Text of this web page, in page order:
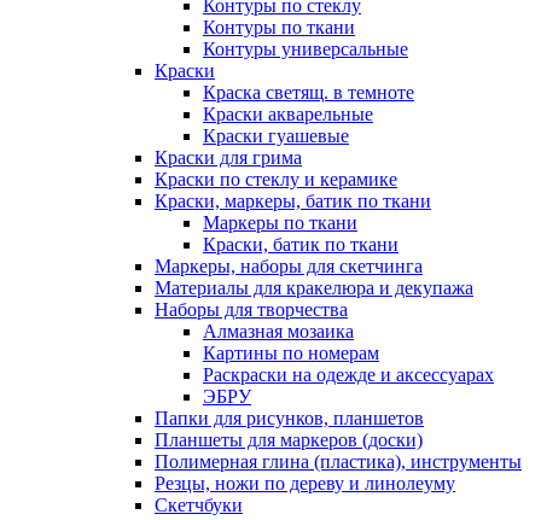
Контуры по стеклу
Контуры по ткани
Контуры универсальные
Краски
Краска светящ. в темноте
Краски акварельные
Краски гуашевые
Краски для грима
Краски по стеклу и керамике
Краски, маркеры, батик по ткани
Маркеры по ткани
Краски, батик по ткани
Маркеры, наборы для скетчинга
Материалы для кракелюра и декупажа
Наборы для творчества
Алмазная мозаика
Картины по номерам
Раскраски на одежде и аксессуарах
ЭБРУ
Папки для рисунков, планшетов
Планшеты для маркеров (доски)
Полимерная глина (пластика), инструменты
Резцы, ножи по дереву и линолеуму
Скетчбуки